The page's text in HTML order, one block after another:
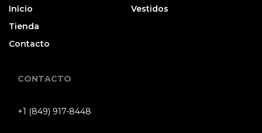
Inicio
Tienda
Contacto
Vestidos
CONTACTO
+1 (849) 917-8448